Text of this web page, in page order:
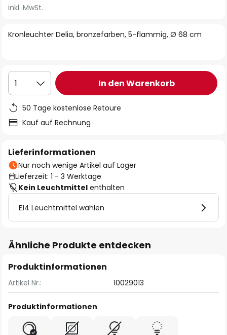
der
springen
Kronleuchter Delia, bronzefarben, 5-flammig, Ø 68 cm
inkl. MwSt.
1 In den Warenkorb
50 Tage kostenlose Retoure
Kauf auf Rechnung
Lieferinformationen
Nur noch wenige Artikel auf Lager
Lieferzeit: 1 - 3 Werktage
Kein Leuchtmittel enthalten
E14 Leuchtmittel wählen
Ähnliche Produkte entdecken
Produktinformationen
Artikel Nr.: 10029013
Produktinformationen